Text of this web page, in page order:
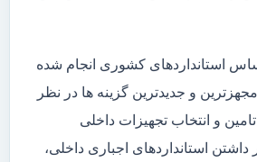
استانداردهای کشوری انجام شده
و جدیدترین گزینه ها در نظر
و انتخاب تجهیزات داخلی
داشتن استانداردهای اجباری داخلی،